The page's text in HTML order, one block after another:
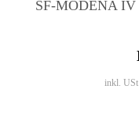
SF-MODENA
inkl. USt